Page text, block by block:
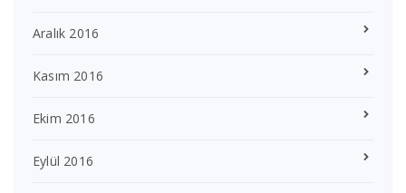
Aralık 2016
Kasım 2016
Ekim 2016
Eylül 2016